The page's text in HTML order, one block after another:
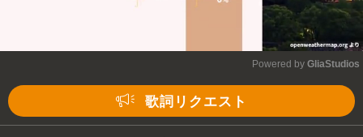
Powered by GliaStudios
歌詞リクエスト